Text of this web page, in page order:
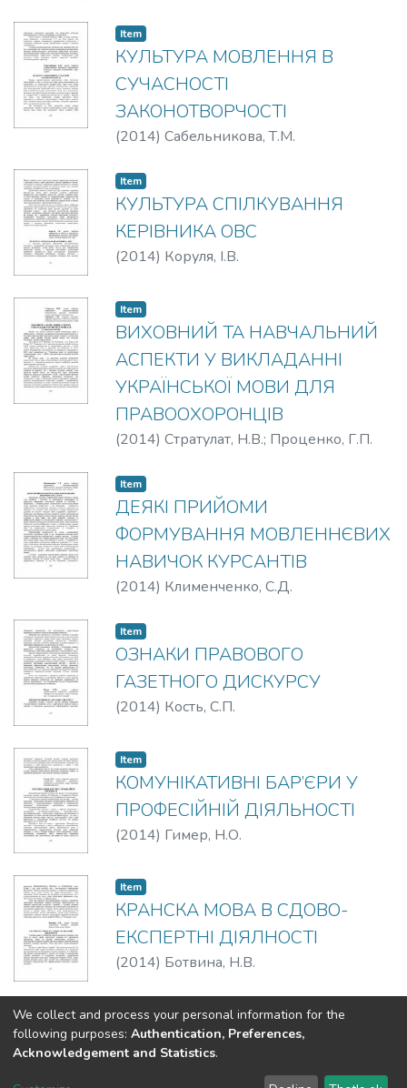
Item
КУЛЬТУРА МОВЛЕННЯ В
СУЧАСНОСТІ
ЗАКОНОТВОРЧОСТІ
(2014) Сабельникова, Т.М.
Item
КУЛЬТУРА СПІЛКУВАННЯ
КЕРІВНИКА ОВС
(2014) Коруля, І.В.
Item
ВИХОВНИЙ ТА НАВЧАЛЬНИЙ
АСПЕКТИ У ВИКЛАДАННІ
УКРАЇНСЬКОЇ МОВИ ДЛЯ
ПРАВООХОРОНЦІВ
(2014) Стратулат, Н.В.; Проценко, Г.П.
Item
ДЕЯКІ ПРИЙОМИ
ФОРМУВАННЯ МОВЛЕННЄВИХ
НАВИЧОК КУРСАНТІВ
(2014) Клименченко, С.Д.
Item
ОЗНАКИ ПРАВОВОГО
ГАЗЕТНОГО ДИСКУРСУ
(2014) Кость, С.П.
Item
КОМУНІКАТИВНІ БАР’ЄРИ У
ПРОФЕСІЙНІЙ ДІЯЛЬНОСТІ
(2014) Гимер, Н.О.
Item
КРАНСКА МОВА В СДОВО-
ЕКСПЕРТНІ ДІЯЛНОСТІ
(2014) Ботвина, Н.В.
« 1(current)
2 3 4 5 »
DSpace software copyright © 2002-2026 LYRASIS
We collect and process your personal information for the
following purposes: Authentication, Preferences,
Acknowledgement and Statistics.